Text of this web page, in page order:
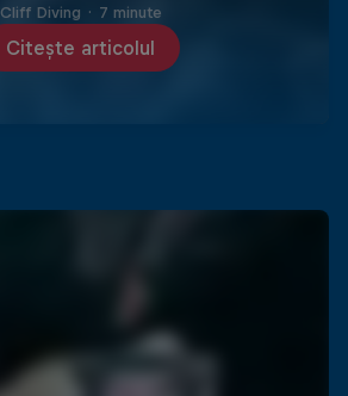
Citește articolul
Cliff Diving · 7 minute